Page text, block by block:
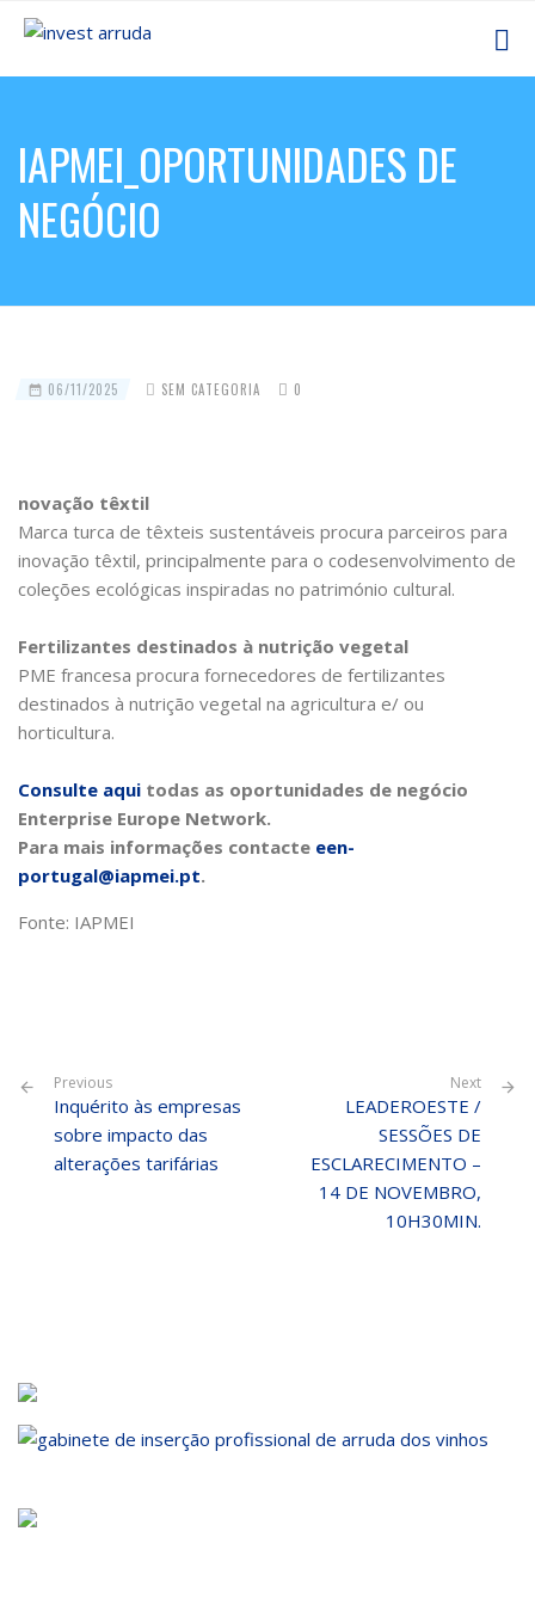
IAPMEI_OPORTUNIDADES DE
NEGÓCIO
06/11/2025 SEM CATEGORIA 0
novação têxtil
Marca turca de têxteis sustentáveis procura parceiros para
inovação têxtil, principalmente para o codesenvolvimento de
coleções ecológicas inspiradas no património cultural.
Fertilizantes destinados à nutrição vegetal
PME francesa procura fornecedores de fertilizantes
destinados à nutrição vegetal na agricultura e/ ou
horticultura.
Consulte aqui todas as oportunidades de negócio
Enterprise Europe Network.
Para mais informações contacte een-
portugal@iapmei.pt.
Fonte: IAPMEI
Previous
Inquérito às empresas
sobre impacto das
alterações tarifárias
Next
LEADEROESTE /
SESSÕES DE
ESCLARECIMENTO –
14 DE NOVEMBRO,
10H30MIN.